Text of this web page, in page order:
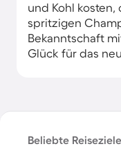
und Kohl
spritzigen
Bekanntschaft
Glück für das
Beliebte